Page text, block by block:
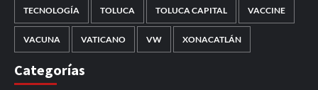
TECNOLOGÍA TOLUCA TOLUCA CAPITAL VACCINE
VACUNA VATICANO VW XONACATLÁN
Categorías